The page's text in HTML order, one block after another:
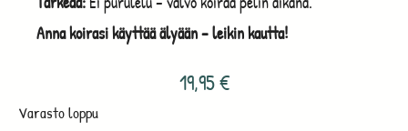
Anna koirasi käyttää älyään – leikin kautta!
19,95€
Varasto loppu